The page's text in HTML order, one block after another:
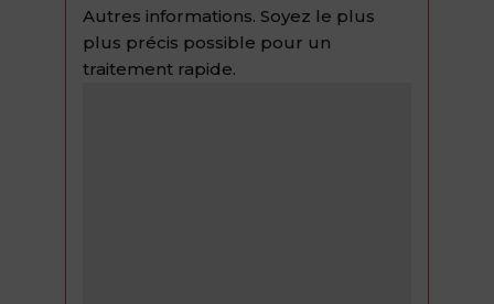
Autres informations. Soyez le plus
plus précis possible pour un
traitement rapide.